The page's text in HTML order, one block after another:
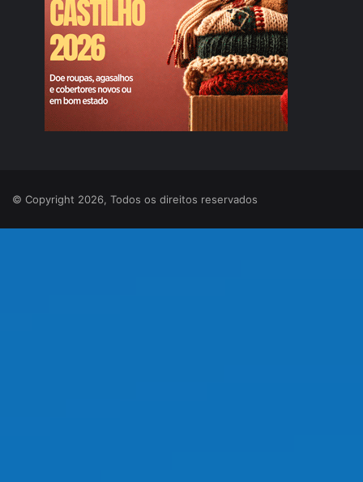
© Copyright 2026, Todos os direitos reservados